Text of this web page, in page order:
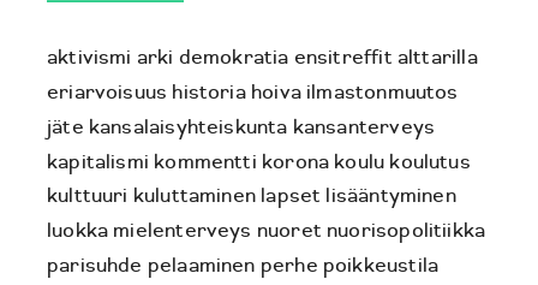
aktivismi arki demokratia ensitreffit alttarilla
eriarvoisuus historia hoiva ilmastonmuutos
jäte kansalaisyhteiskunta kansanterveys
kapitalismi kommentti korona koulu koulutus
kulttuuri kuluttaminen lapset lisääntyminen
luokka mielenterveys nuoret nuorisopolitiikka
parisuhde pelaaminen perhe poikkeustila